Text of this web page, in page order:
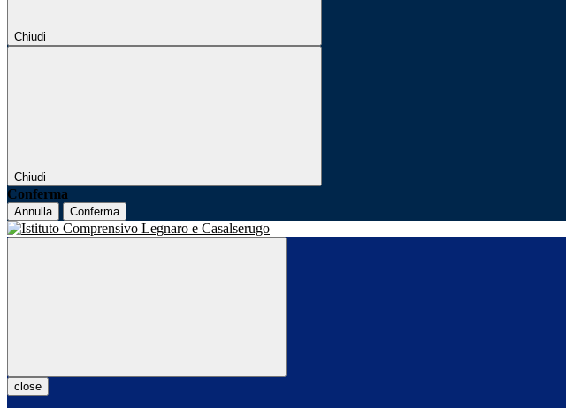
Chiudi
Chiudi
Conferma
Annulla Conferma
close